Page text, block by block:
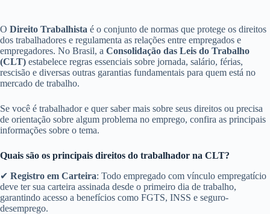
O Direito Trabalhista é o conjunto de normas que protege os direitos
dos trabalhadores e regulamenta as relações entre empregados e
empregadores. No Brasil, a Consolidação das Leis do Trabalho
(CLT) estabelece regras essenciais sobre jornada, salário, férias,
rescisão e diversas outras garantias fundamentais para quem está no
mercado de trabalho.
Se você é trabalhador e quer saber mais sobre seus direitos ou precisa
de orientação sobre algum problema no emprego, confira as principais
informações sobre o tema.
Quais são os principais direitos do trabalhador na CLT?
✔ Registro em Carteira: Todo empregado com vínculo empregatício
deve ter sua carteira assinada desde o primeiro dia de trabalho,
garantindo acesso a benefícios como FGTS, INSS e seguro-
desemprego.